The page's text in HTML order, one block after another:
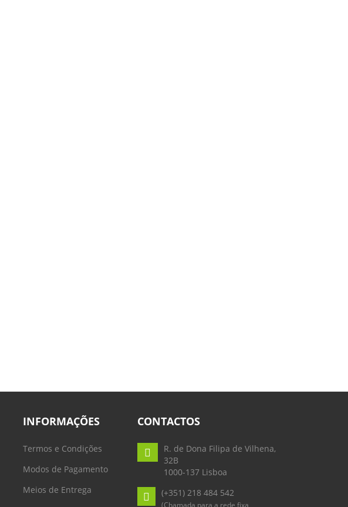
INFORMAÇÕES
Termos e Condições
Modos de Pagamento
Meios de Entrega
CONTACTOS
R. de Dona Filipa de Vilhena,
32B
1000-137 Lisboa
(+351) 218 484 542
(Chamada para a rede fixa